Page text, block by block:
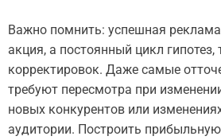
Важно помнить: успешная
акция, а постоянный цикл гипотез,
корректировок. Даже самые
требуют пересмотра при
новых конкурентов или
аудитории. Построить